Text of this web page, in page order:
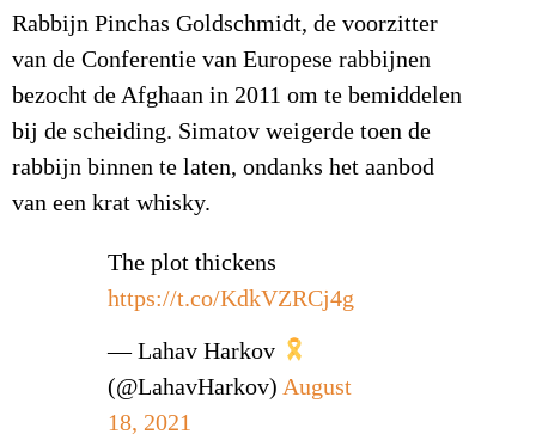
Rabbijn Pinchas Goldschmidt, de voorzitter
van de Conferentie van Europese rabbijnen
bezocht de Afghaan in 2011 om te bemiddelen
bij de scheiding. Simatov weigerde toen de
rabbijn binnen te laten, ondanks het aanbod
van een krat whisky.
The plot thickens
https://t.co/KdkVZRCj4g
— Lahav Harkov
(@LahavHarkov) August
18, 2021